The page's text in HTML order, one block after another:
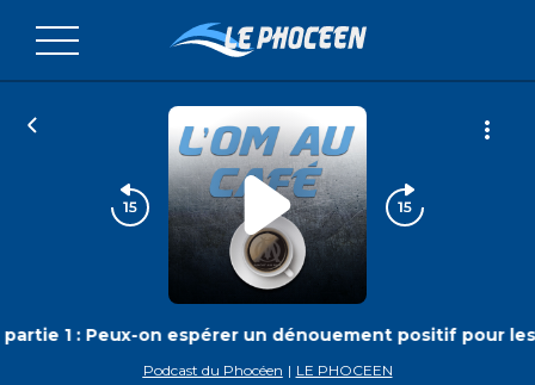
1 : Peux-on espérer un dénouement positif pour
Podcast du Phocéen | LE PHOCEEN